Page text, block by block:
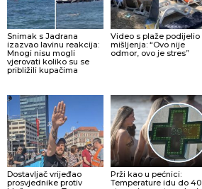
Snimak s Jadrana
izazvao lavinu reakcija:
Mnogi nisu mogli
vjerovati koliko su se
približili kupačima
Video s plaže podijelio
mišljenja: “Ovo nije
odmor, ovo je stres”
Dostavljač vrijeđao
prosvjednike protiv
Prži kao u pećnici:
Temperature idu do 40